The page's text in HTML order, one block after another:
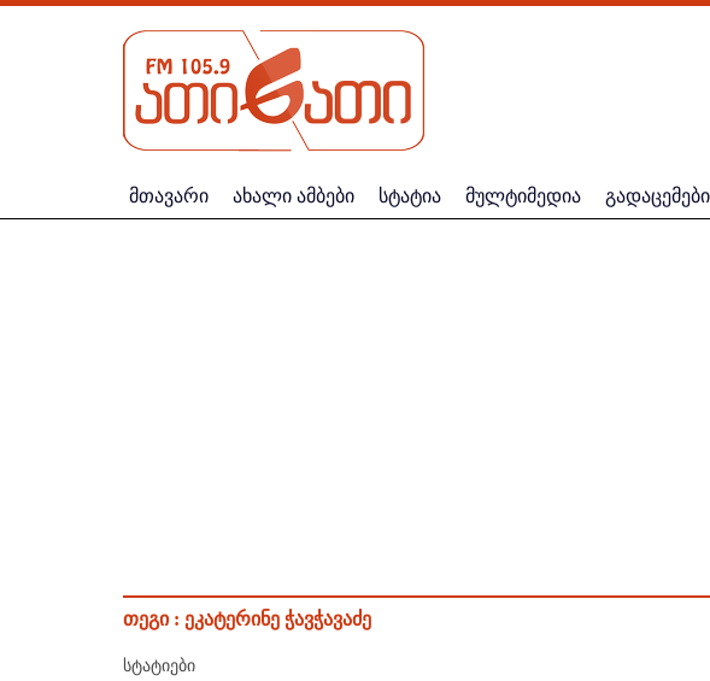
მთავარი ახალი ამბები სტატია მულტიმედია გადაცემები
თეგი : ეკატერინე ჭავჭავაძე
სტატიები